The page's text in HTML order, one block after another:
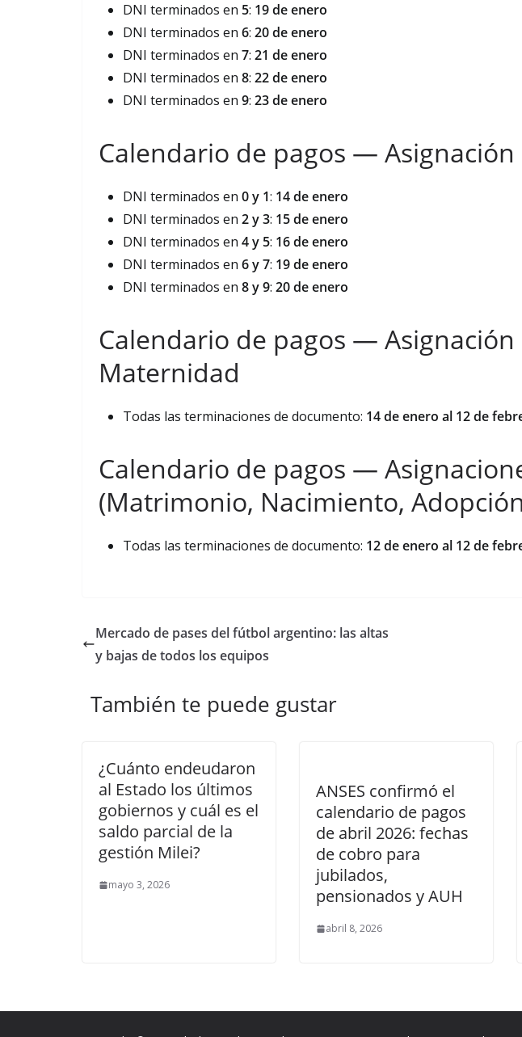
DNI terminados en 5: 19 de enero
DNI terminados en 6: 20 de enero
DNI terminados en 7: 21 de enero
DNI terminados en 8: 22 de enero
DNI terminados en 9: 23 de enero
Calendario de pagos —
DNI terminados en 0 y 1: 14 de enero
DNI terminados en 2 y 3: 15 de enero
DNI terminados en 4 y 5: 16 de enero
DNI terminados en 6 y 7: 19 de enero
DNI terminados en 8 y 9: 20 de enero
Calendario de pagos —
Maternidad
Todas las terminaciones de documento: 14 de enero al 12 de
Calendario de pagos —
(Matrimonio, Nacimiento,
Todas las terminaciones de documento: 12 de enero al 12 de
Mercado de pases del fútbol argentino: las altas
y bajas de todos los equipos
También te puede gustar
¿Cuánto endeudaron
al Estado los últimos
gobiernos y cuál es el
saldo parcial de la
gestión Milei?
mayo 3, 2026
ANSES confirmó el
calendario de pagos
de abril 2026: fechas
de cobro para
jubilados,
pensionados y AUH
abril 8, 2026